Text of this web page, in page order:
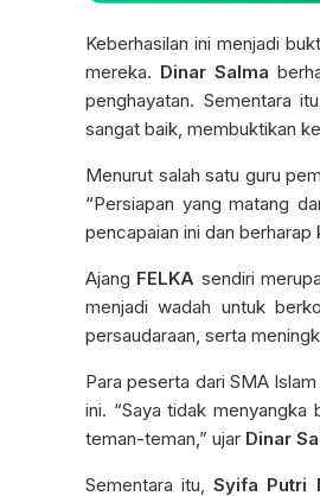
Keberhasilan ini menjadi
mereka. Dinar Salma
penghayatan. Sementara
sangat baik, membuktikan
Menurut salah satu guru
“Persiapan yang matang
pencapaian ini dan
Ajang FELKA sendiri
menjadi wadah untuk
persaudaraan, serta
Para peserta dari SMA
ini. “Saya tidak menyangka
teman-teman,” ujar Dinar
Sementara itu,Syifa Putri